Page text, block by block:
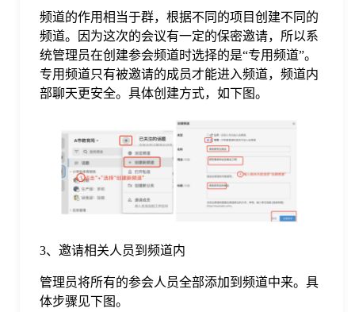
频道的作用相当于群，根据不同的项目创建不同的
频道。因为这次的会议有一定的保密邀请，所以系
统管理员在创建参会频道时选择的是“专用频道”。
专用频道只有被邀请的成员才能进入频道，频道内
部聊天更安全。具体创建方式，如下图。
3、邀请相关人员到频道内
管理员将所有的参会人员全部添加到频道中来。具
体步骤见下图。